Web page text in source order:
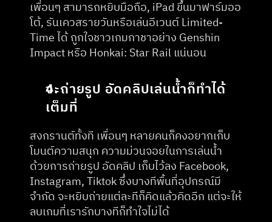
เพื่อนๆ สามารถหยิบมือถือ, iPad ขึ้นมาฟาร์มออ
โต้, รันเควสรายวันหรือเล่นอีเวนต์ Limited-
Time ได้ ถูกใจชาวเกมกาชาอย่าง Genshin
Impact หรือ Honkai: Star Rail แน่นอน
จะถ่ายรูป อัดคลิปเล่นน้ำก็ทำได้
เต็มที่
สงกรานต์ทั้งที เพื่อนๆ หลายคนก็คงอยากเก็บ
โมนต์ความสนุก ความม่วนจอยในการเล่นน้ำ
ด้วยการถ่ายรูป อัดคลิป เก็บไว้ลง Facebook,
Instagram, Tiktok ซึ่งบางทีพื้นที่อุปกรณ์มี
จำกัด จะหยิบถ่ายแต่ละทีก็คิดแล้วคิดอีก แต่จะให้
ลบเกมที่เรารักบางทีก็ทำใจไม่ได้